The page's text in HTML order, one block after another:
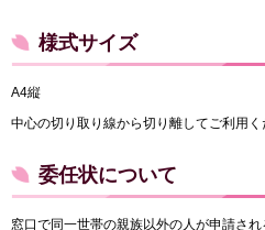
様式サイズ
A4縦
中心の切り取り線から切り離してご利用く
委任状について
窓口で同一世帯の親族以外の人が申請さ